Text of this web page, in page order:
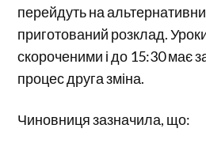
перейдуть на
приготований розклад.
скороченими і до 15:30 має
процес друга зміна.
Чиновниця зазначила, що: